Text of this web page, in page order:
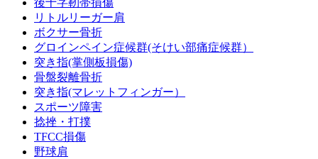
リトルリーガー肩
ボクサー骨折
グロインペイン症候群(そけい部痛症候群）
突き指(掌側板損傷)
骨盤裂離骨折
突き指(マレットフィンガー）
スポーツ障害
捻挫・打撲
TFCC損傷
野球肩